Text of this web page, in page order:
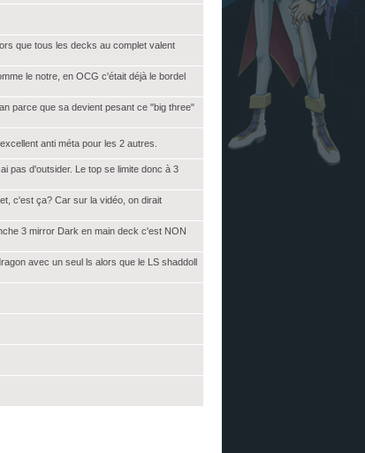
que tous les decks au complet valent
le notre, en OCG c'était déjà le bordel
parce que sa devient pesant ce "big three"
anti méta pour les 2 autres.
pas d'outsider. Le top se limite donc à 3
c'est ça? Car sur la vidéo, on dirait
3 mirror Dark en main deck c'est NON
avec un seul ls alors que le LS shaddoll